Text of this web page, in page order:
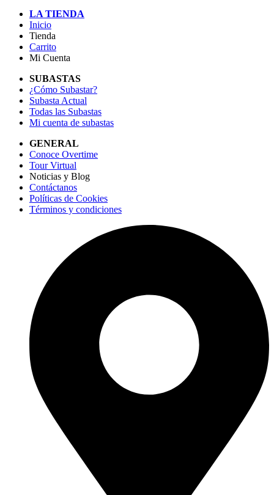
LA TIENDA
Inicio
Tienda
Carrito
Mi Cuenta
SUBASTAS
¿Cómo Subastar?
Subasta Actual
Todas las Subastas
Mi cuenta de subastas
GENERAL
Conoce Overtime
Tour Virtual
Noticias y Blog
Contáctanos
Políticas de Cookies
Términos y condiciones